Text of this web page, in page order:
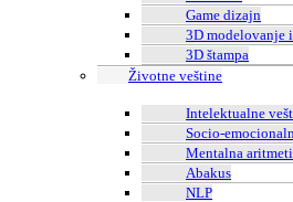
Game dizajn
3D modelovanje
3D štampa
Životne veštine
Intelektualne
Socio-
Mentalna
Abakus
NLP